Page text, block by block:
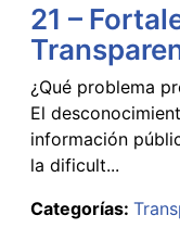
21 –
¿Qué problema
El
información
la dificult...
Categorías: